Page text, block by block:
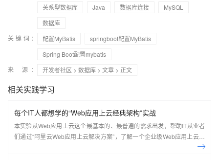
关系型数据库
Java 数据库连接
MySQL
数据库
关键词：
配置MyBatis
springboot配置MyBatis
Spring Boot配置mybatis
来 源：
开发者社区 > 数据库 > 文章 > 正文
相关实践学习
每个IT人都想学的“Web应用上云经典架构”实战
本实验从Web应用上云这个最基本的、最普遍的需求出发，帮助IT从业者
们通过“阿里云Web应用上云解决方案”，了解一个企业级Web应用上云的